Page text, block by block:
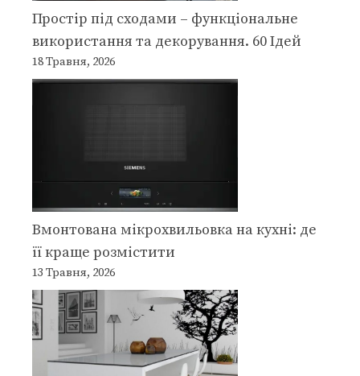
Простір під сходами – функціональне
використання та декорування. 60 Ідей
18 Травня, 2026
Вмонтована мікрохвильовка на кухні: де
її краще розмістити
13 Травня, 2026